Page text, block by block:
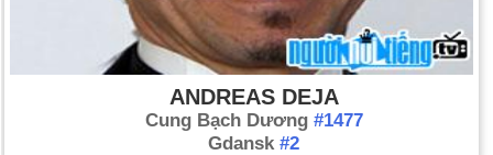
ANDREAS DEJA
Cung Bạch Dương #1477
Gdansk #2